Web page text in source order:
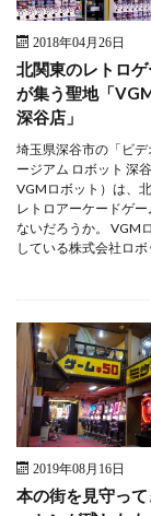
2018年04月26日
北関東のレトロ
が集う聖地「
深谷店」
埼玉県深谷市の「ビ
ージアム ロボット 深
VGMロボット）は、
レトロアーケードゲ
ないだろうか。 VGM
している株式会社ロ
2019年08月16日
本の街を見守っ